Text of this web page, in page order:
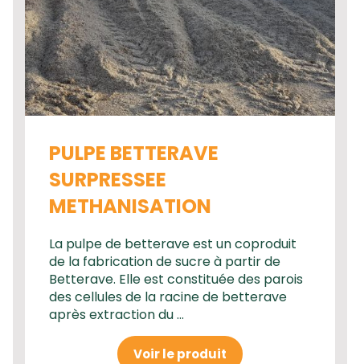
PULPE BETTERAVE
SURPRESSEE
METHANISATION
La pulpe de betterave est un coproduit
de la fabrication de sucre à partir de
Betterave. Elle est constituée des parois
des cellules de la racine de betterave
après extraction du ...
Voir le produit